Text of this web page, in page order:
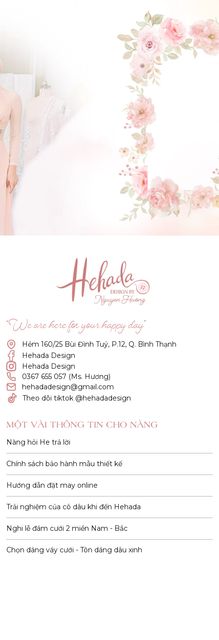
ĐẶT LỊCH HẸN
GẬT ĐẦU NHÉ NÀNG !
(Click vào đây để He và Nàng có 1 cuộc hẹn nà)
“We are here for your happy day”
Hẻm 160/25 Bùi Đình Tuý, P.12, Q. Bình Thạnh
Hehada Design
Hehada Design
0367 655 057 (Ms. Hương)
hehadadesign@gmail.com
Theo dõi tiktok @hehadadesign
MỘT VÀI THÔNG TIN CHO NÀNG
Nàng hỏi He trả lời
Chính sách bảo hành mẫu thiết kế
Hướng dẫn đặt may online
Trải nghiệm của cô dâu khi đến Hehada
Nghi lễ đám cưới 2 miền Nam - Bắc
Chọn dáng váy cưới - Tôn dáng dâu xinh